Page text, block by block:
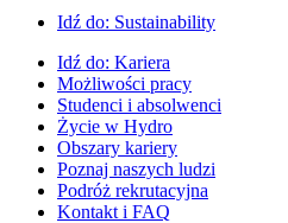
Idź do: Sustainability
Idź do: Kariera
Możliwości pracy
Studenci i absolwenci
Życie w Hydro
Obszary kariery
Poznaj naszych ludzi
Podróż rekrutacyjna
Kontakt i FAQ